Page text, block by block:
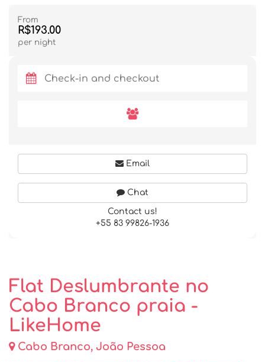
Flat Deslumbrante no
Cabo Branco praia -
LikeHome
Cabo Branco, João Pessoa
From
R$193.00
per night
Email
Chat
Contact us!
+55 83 99826-1936